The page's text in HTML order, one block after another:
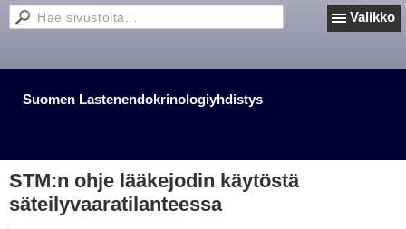
Valikko
Suomen Lastenendokrinologiyhdistys
STM:n ohje lääkejodin käytöstä
säteilyvaaratilanteessa